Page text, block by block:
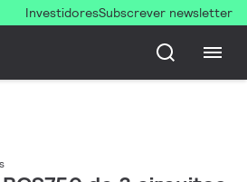
InvestidoresSubscrever newsletter